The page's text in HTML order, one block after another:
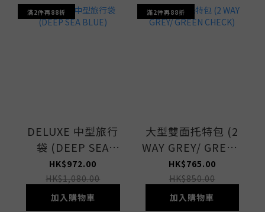
滿2件再88折
DELUXE 中型旅行
袋 (DEEP SEA
BLUE)
HK$972.00
HK$1,080.00
加入購物車
滿2件再88折
大型雙面托特包 (2
WAY GREY/ GREEN
CHECK)
HK$765.00
HK$850.00
加入購物車